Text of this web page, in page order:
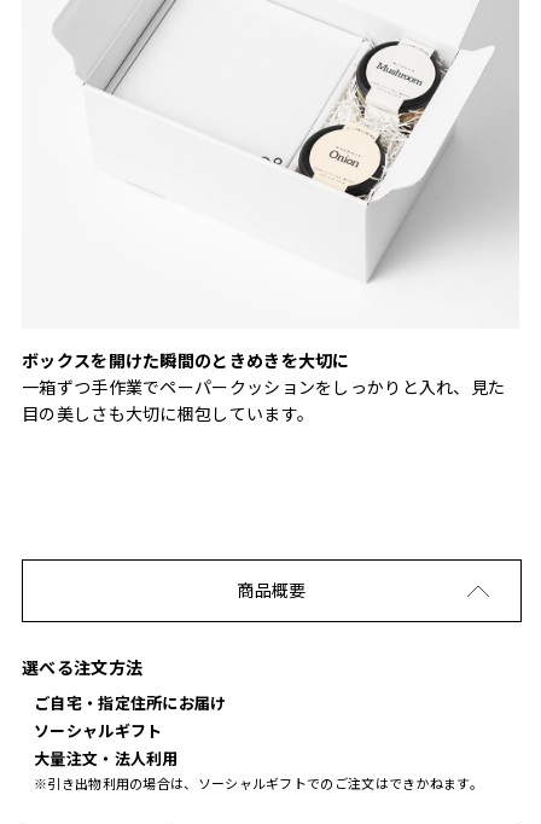
ボックスを開けた瞬間のときめきを大切に
一箱ずつ手作業でペーパークッションをしっかりと入れ、見た
目の美しさも大切に梱包しています。
商品概要
選べる注文方法
ご自宅・指定住所にお届け
ソーシャルギフト
大量注文・法人利用
※引き出物利用の場合は、ソーシャルギフトでのご注文はできかねます。